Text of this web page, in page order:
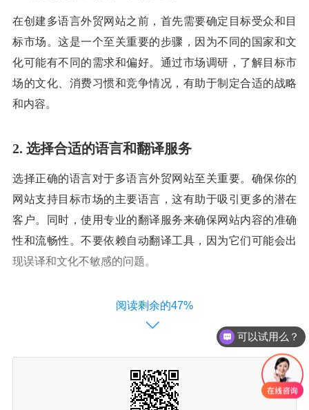
在创建多语言外贸网站之前，首先需要确定目标受众和目
标市场。这是一个至关重要的步骤，因为不同的国家和文
化可能有不同的需求和偏好。通过市场调研，了解目标市
场的文化、消费习惯和竞争情况，有助于制定合适的战略
和内容。
2. 选择合适的语言和翻译服务
选择正确的语言对于多语言外贸网站至关重要。确保你的
网站支持目标市场的主要语言，这有助于吸引更多的潜在
客户。同时，使用专业的翻译服务来确保网站内容的准确
性和流畅性。不要依赖自动翻译工具，因为它们可能会出
现误译和文化不敏感的问题。
3. 优化网站的用户体验
多语言外贸网站的用户体验在吸引和保留访问者方面起着
至关重要的作用。确保网站的导航清晰简单，页面加载速
度快，而且适应各种设备和屏幕尺寸。提供多语言搜索功
能，以便用户可以轻松找到他们需要的信息。
阅读剩余的47%
可以试用么？